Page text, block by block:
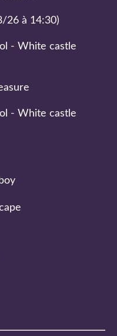
26 à 14:30)
- White castle
- White castle